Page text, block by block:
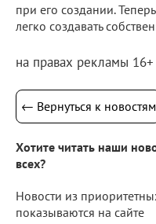
при его создании.
легко создавать
на правах рекламы 16+
← Вернуться к новостям
Хотите читать наши
всех?
Новости из
показываются на сайте